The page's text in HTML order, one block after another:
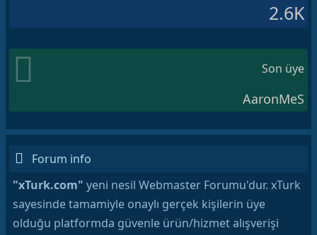
2.6K
Son üye
AaronMeS
Forum info
"xTurk.com" yeni nesil Webmaster Forumu'dur. xTurk
sayesinde tamamiyle onaylı gerçek kişilerin üye
olduğu platformda güvenle ürün/hizmet alışverişi